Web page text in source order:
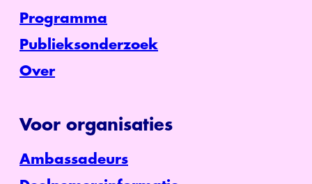
Programma
Publieksonderzoek
Over
Voor organisaties
Ambassadeurs